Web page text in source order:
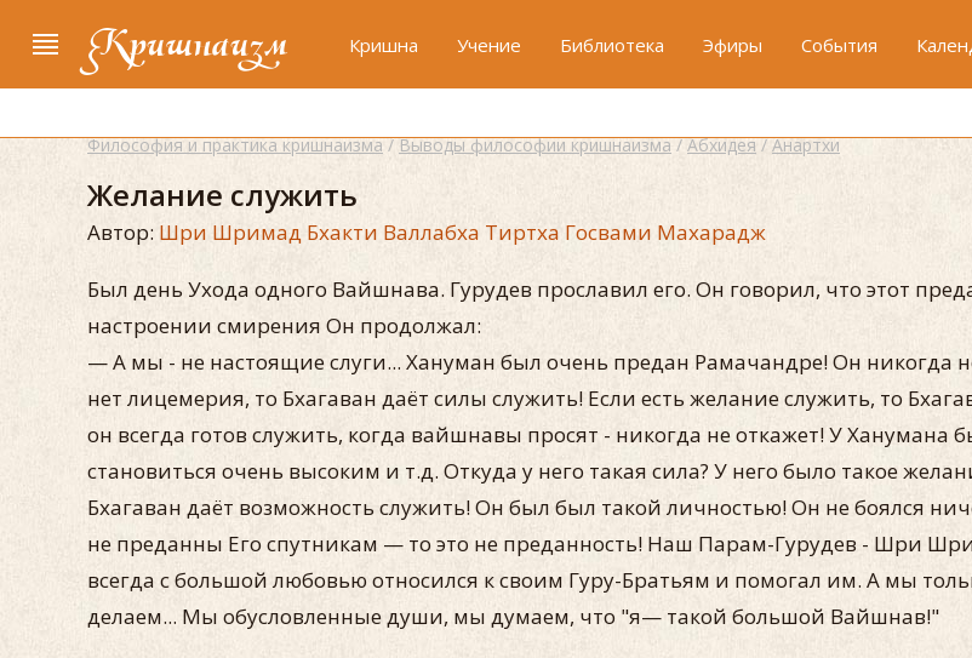
Кришнаизм Кришна Учение Библиотека Эфиры События
"Один
Философия и практика кришнаизма/Выводы философии кришнаизма/Абхидея/Анартхи
Желание служить
Автор: Шри Шримад Бхакти Валлабха Тиртха Госвами Махарадж
Был день Ухода одного Вайшнава. Гурудев прославил его. Он говорил, что этот
настроении смирения Он продолжал:
— А мы - не настоящие слуги... Хануман был очень предан Рамачандре! Он никогда
нет лицемерия, то Бхагаван даёт силы служить! Если есть желание служить, то
он всегда готов служить, когда вайшнавы просят - никогда не откажет! У Ханумана
становиться очень высоким и т.д. Откуда у него такая сила? У него было такое
Бхагаван даёт возможность служить! Он был был такой личностью! Он не боялся
не преданны Его спутникам — то это не преданность! Наш Парам-Гурудев - Шри
всегда с большой любовью относился к своим Гуру-Братьям и помогал им. А мы
делаем... Мы обусловленные души, мы думаем, что "я— такой большой Вайшнав!"